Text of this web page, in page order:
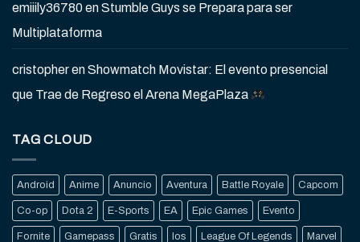
emiiily36780enStumble Guys se Prepara para ser
Multiplataforma
cristopherenShowmatch Movistar: El evento presencial
que Trae de Regreso el Arena MegaPlaza
TAG CLOUD
Android Anime Anuncio Aventura Battle Royale Capcom
Co-op Dota 2 E-Sports EA Epic Games Evento
Fornite Gamepass Gratis Ios League Of Legends Marvel